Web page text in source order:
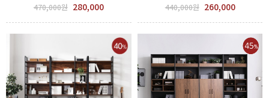
470,000원 280,000 440,000원 260,000